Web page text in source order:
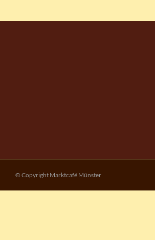
© Copyright Marktcafé Münster